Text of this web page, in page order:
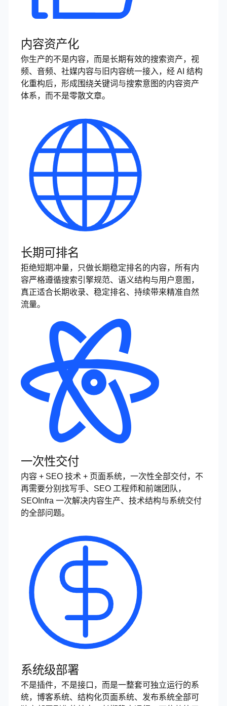
内容资产化
你生产的不是内容，而是长期有效的搜索资产，视
频、音频、社媒内容与旧内容统一接入，经 AI 结构
化重构后，形成围绕关键词与搜索意图的内容资产
体系，而不是零散文章。
长期可排名
拒绝短期冲量，只做长期稳定排名的内容，所有内
容严格遵循搜索引擎规范、语义结构与用户意图，
真正适合长期收录、稳定排名、持续带来精准自然
流量。
一次性交付
内容 + SEO 技术 + 页面系统，一次性全部交付，不
再需要分别找写手、SEO 工程师和前端团队，
SEOInfra 一次解决内容生产、技术结构与系统交付
的全部问题。
系统级部署
不是插件，不是接口，而是一整套可独立运行的系
统，博客系统、结构化页面系统、发布系统全部可